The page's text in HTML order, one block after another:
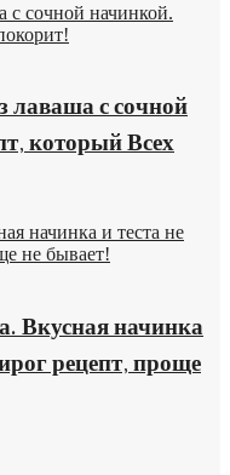
с сочной начинкой.
лаваша с сочной
который Всех
начинка и теста не
не бывает!
Вкусная начинка
рецепт, проще